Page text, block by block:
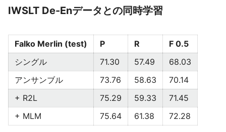
IWSLT De-Enデータとの同時学習
Falko Merlin (test) P R
F 0.5
シングル
71.30 57.49
68.03
アンサンブル
73.76 58.63
70.14
+ R2L
75.29 59.33
71.45
+ MLM
75.64 61.38 72.28